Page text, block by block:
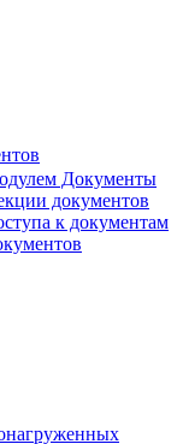
Документы
документов
к документам